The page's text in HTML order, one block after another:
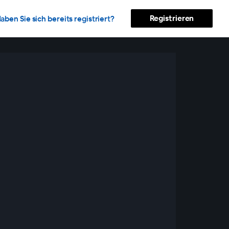
Sie sich bereits registriert? Registrieren